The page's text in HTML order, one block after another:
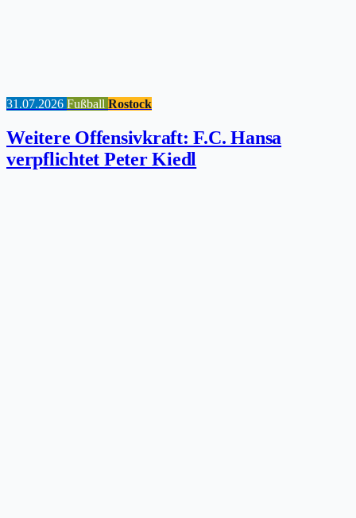
31.07.2026 Fußball Rostock
Weitere Offensivkraft: F.C. Hansa
verpflichtet Peter Kiedl